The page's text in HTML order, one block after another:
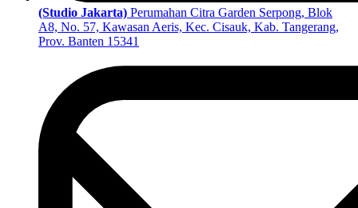
(Studio Jakarta) Perumahan Citra Garden Serpong, Blok
A8, No. 57, Kawasan Aeris, Kec. Cisauk, Kab. Tangerang,
Prov. Banten 15341